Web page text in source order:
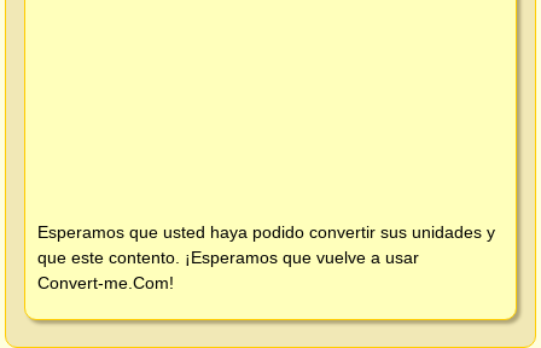
Esperamos que usted haya podido convertir sus unidades y
que este contento. ¡Esperamos que vuelve a usar
Convert-me.Com!